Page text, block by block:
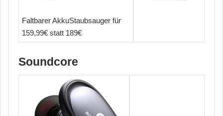
Faltbarer AkkuStaubsauger für
159,99€ statt 189€
Soundcore